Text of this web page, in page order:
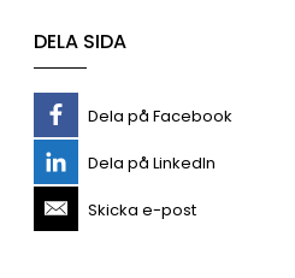
DELA SIDA
Dela på Facebook
Dela på LinkedIn
Skicka e-post